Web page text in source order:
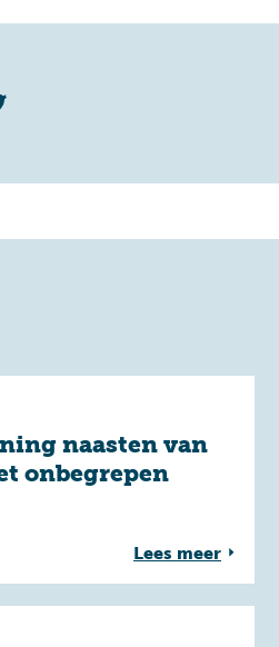
naasten van
onbegrepen
Lees meer